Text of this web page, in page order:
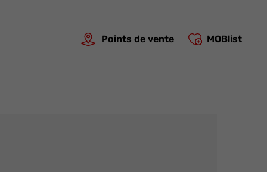
Points de vente MOBlist